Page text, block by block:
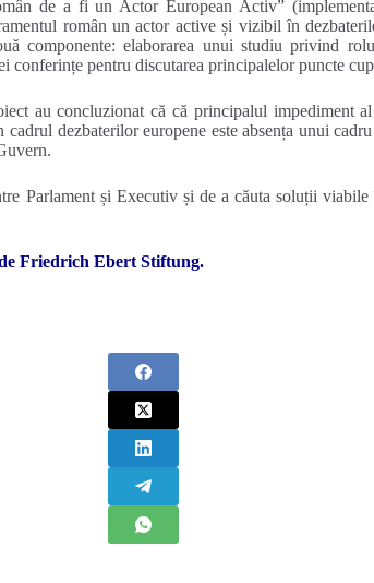
de a fi un Actor European Activ”
român un actor active și vizibil în
componente: elaborarea unui studiu privind
conferințe pentru discutarea principalelor puncte
au concluzionat că că principalul impediment
dezbaterilor europene este absența unui
Parlament și Executiv și de a căuta soluții viabile
Friedrich Ebert Stiftung.